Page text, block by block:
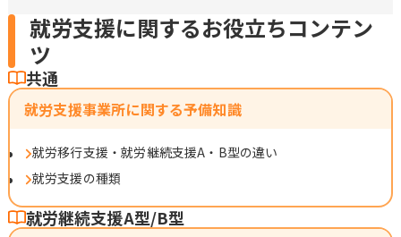
就労支援に関するお役立ちコンテン
ツ
共通
就労支援事業所に関する予備知識
就労移行支援・就労継続支援A・B型の違い
就労支援の種類
就労継続支援A型/B型